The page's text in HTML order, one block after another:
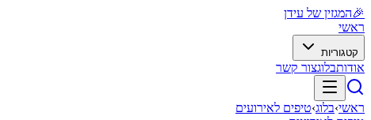
🎉המגזין של עידן
ראשי
קטגוריות
אודותבלוגצור קשר
ראשי›בלוג›טיפים לאירועים